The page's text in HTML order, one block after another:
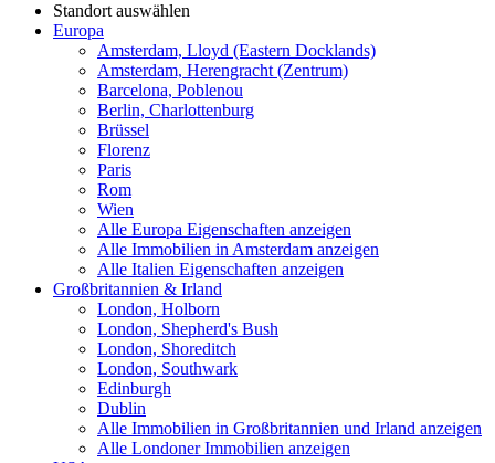
Standort auswählen
Europa
Amsterdam, Lloyd (Eastern Docklands)
Amsterdam, Herengracht (Zentrum)
Barcelona, Poblenou
Berlin, Charlottenburg
Brüssel
Florenz
Paris
Rom
Wien
Alle Europa Eigenschaften anzeigen
Alle Immobilien in Amsterdam anzeigen
Alle Italien Eigenschaften anzeigen
Großbritannien & Irland
London, Holborn
London, Shepherd's Bush
London, Shoreditch
London, Southwark
Edinburgh
Dublin
Alle Immobilien in Großbritannien und Irland anzeigen
Alle Londoner Immobilien anzeigen